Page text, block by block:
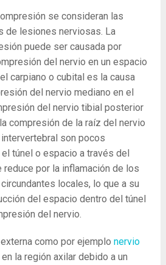
se consideran las
de lesiones nerviosas. La
puede ser causada por
del nervio en un espacio
carpiano o cubital es la causa
del nervio mediano en el
del nervio tibial posterior
compresión de la raíz del nervio
son pocos
túnel o espacio a través del
reduce por la inflamación de los
locales, lo que a su
del espacio dentro del túnel
del nervio.
como por ejemplo nervio
la región axilar debido a un